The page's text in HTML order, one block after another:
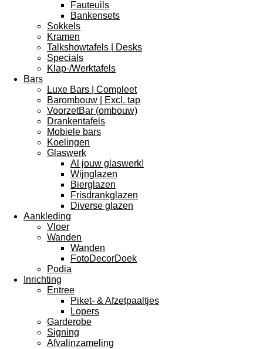
Fauteuils
Bankensets
Sokkels
Kramen
Talkshowtafels | Desks
Specials
Klap-/Werktafels
Bars
Luxe Bars | Compleet
Barombouw | Excl. tap
VoorzetBar (ombouw)
Drankentafels
Mobiele bars
Koelingen
Glaswerk
Al jouw glaswerk!
Wijnglazen
Bierglazen
Frisdrankglazen
Diverse glazen
Aankleding
Vloer
Wanden
Wanden
FotoDecorDoek
Podia
Inrichting
Entree
Piket- & Afzetpaaltjes
Lopers
Garderobe
Signing
Afvalinzameling